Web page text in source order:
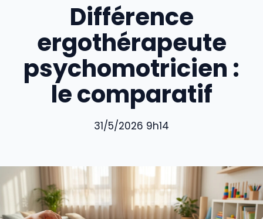
Différence
ergothérapeute
psychomotricien :
le comparatif
31/5/2026 9h14